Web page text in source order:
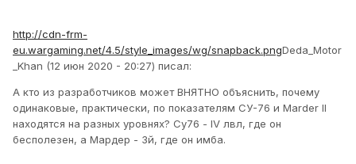
http://cdn-frm-
eu.wargaming.net/4.5/style_images/wg/snapback.pngDeda_Motor
_Khan (12 июн 2020 - 20:27) писал:
А кто из разработчиков может ВНЯТНО объяснить, почему
одинаковые, практически, по показателям СУ-76 и Marder II
находятся на разных уровнях? Су76 - IV лвл, где он
бесполезен, а Мардер - 3й, где он имба.